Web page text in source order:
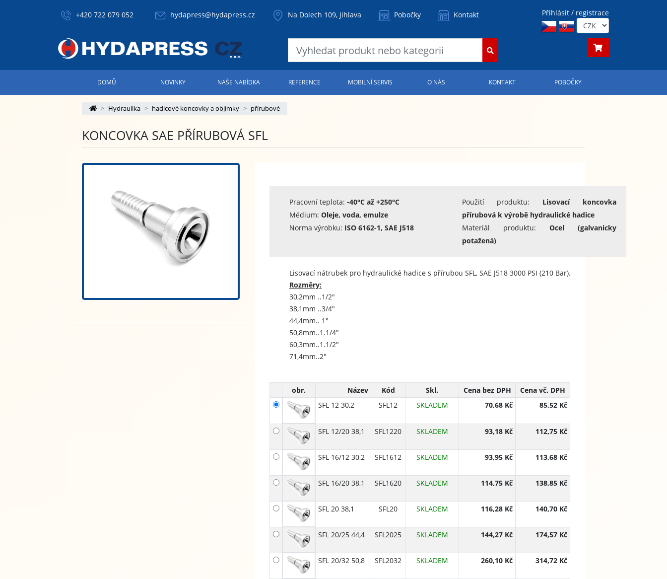
+420 722 079 052 hydapress@hydapress.cz Na Dolech 109, Jihlava Pobočky Kontakt Přihlásit / registrace
DOMŮ NOVINKY NAŠE NABÍDKA REFERENCE MOBILNÍ SERVIS O NÁS KONTAKT POBOČKY
Hydraulika hadicové koncovky a objímky přírubové
KONCOVKA SAE PŘÍRUBOVÁ SFL
Pracovní teplota: -40°C až +250°C
Médium: Oleje, voda, emulze
Norma výrobku: ISO 6162-1, SAE J518
Použití produktu: Lisovací koncovka
přírubová k výrobě hydraulické hadice
Materiál produktu: Ocel (galvanicky
potažená)
Lisovací nátrubek pro hydraulické hadice s přírubou SFL, SAE J518 3000 PSI (210 Bar).
Rozměry:
30,2mm ..1/2"
38,1mm ..3/4"
44,4mm.. 1"
50,8mm..1.1/4"
60,3mm..1.1/2"
71,4mm..2"
obr. Název Kód Skl. Cena bez DPH
Cena vč. DPH
SFL 12 30,2
SFL12 SKLADEM 70,68 Kč 85,52 Kč
SFL 12/20 38,1 SFL1220 SKLADEM 93,18 Kč 112,75 Kč
SFL 16/12 30,2 SFL1612 SKLADEM 93,95 Kč 113,68 Kč
SFL 16/20 38,1 SFL1620 SKLADEM 114,75 Kč 138,85 Kč
SFL 20 38,1 SFL20 SKLADEM 116,28 Kč 140,70 Kč
SFL 20/25 44,4 SFL2025 SKLADEM 144,27 Kč 174,57 Kč
SFL 20/32 50,8 SFL2032 SKLADEM 260,10 Kč 314,72 Kč